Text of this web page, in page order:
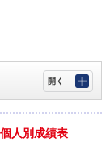
人別成績表